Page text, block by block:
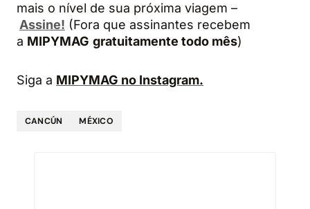
mais o nível de sua próxima viagem –
Assine! (Fora que assinantes recebem
a MIPYMAG gratuitamente todo mês)
Siga a MIPYMAG no Instagram.
CANCÚN MÉXICO